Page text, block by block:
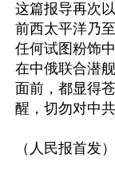
这篇报导再次
前西太平洋乃
任何试图粉饰
在中俄联合潜
面前，都显得
醒，切勿对中